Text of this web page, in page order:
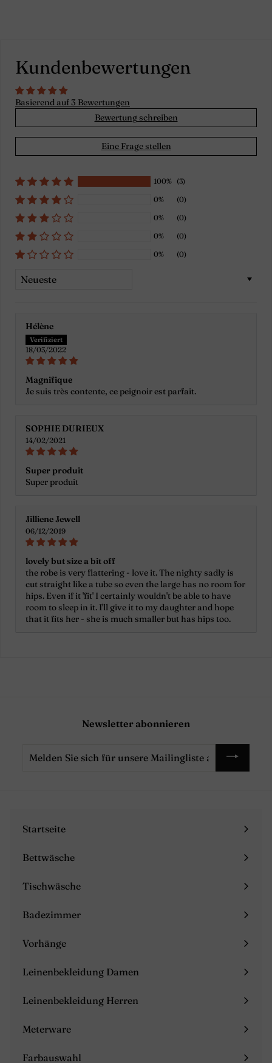
Kundenbewertungen
Basierend auf 3 Bewertungen
Bewertung schreiben
Eine Frage stellen
100% (3)
0%
(0)
0%
(0)
0%
(0)
0%
(0)
Sort by
Hélène
18/03/2022
Magnifique
Je suis très contente, ce peignoir est parfait.
SOPHIE DURIEUX
14/02/2021
Super produit
Super produit
Jilliene Jewell
06/12/2019
lovely but size a bit off
the robe is very flattering - love it. The nighty sadly is
cut straight like a tube so even the large has no room for
hips. Even if it 'fit' I certainly wouldn't be able to have
room to sleep in it. I'll give it to my daughter and hope
that it fits her - she is much smaller but has hips too.
Newsletter abonnieren
Melden
Mailingliste
Startseite
Bettwäsche
maximieren
Tischwäsche
maximieren
Badezimmer
maximieren
Vorhänge
maximieren
Leinenbekleidung Damen
maximieren
Leinenbekleidung Herren
maximieren
Meterware
Farbauswahl